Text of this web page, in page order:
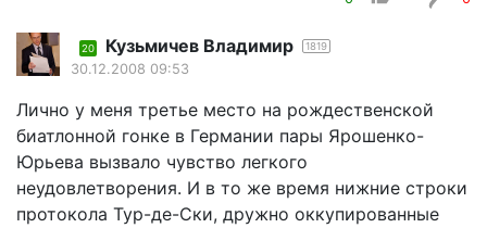
20 Кузьмичев Владимир 1819
30.12.2008 09:53
Лично у меня третье место на рождественской
биатлонной гонке в Германии пары Ярошенко-
Юрьева вызвало чувство легкого
неудовлетворения. И в то же время нижние строки
протокола Тур-де-Ски, дружно оккупированные